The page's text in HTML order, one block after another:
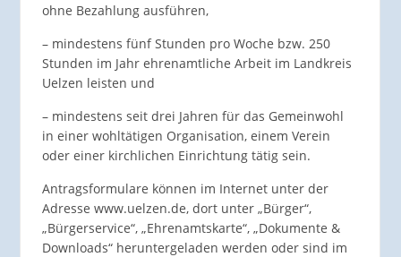
ohne Bezahlung ausführen,
– mindestens fünf Stunden pro Woche bzw. 250
Stunden im Jahr ehrenamtliche Arbeit im Landkreis
Uelzen leisten und
– mindestens seit drei Jahren für das Gemeinwohl
in einer wohltätigen Organisation, einem Verein
oder einer kirchlichen Einrichtung tätig sein.
Antragsformulare können im Internet unter der
Adresse www.uelzen.de, dort unter „Bürger“,
„Bürgerservice“, „Ehrenamtskarte“, „Dokumente &
Downloads“ heruntergeladen werden oder sind im